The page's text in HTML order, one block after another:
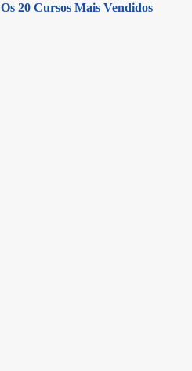
Os 20 Cursos Mais Vendidos